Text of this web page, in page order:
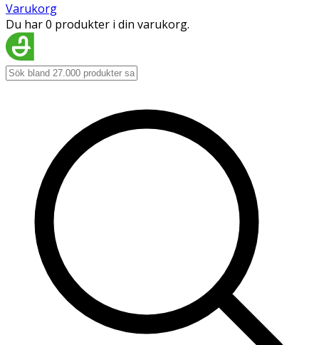
Varukorg
Du har 0 produkter i din varukorg.